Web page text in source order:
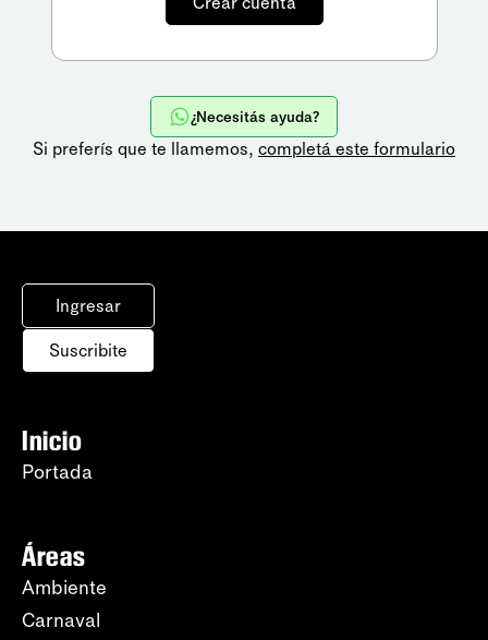
¿Necesitás ayuda?
Si preferís que te llamemos, completá este formulario
Ingresar
Suscribite
Inicio
Portada
Áreas
Ambiente
Carnaval